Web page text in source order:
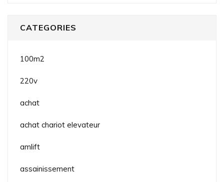
CATEGORIES
100m2
220v
achat
achat chariot elevateur
amlift
assainissement